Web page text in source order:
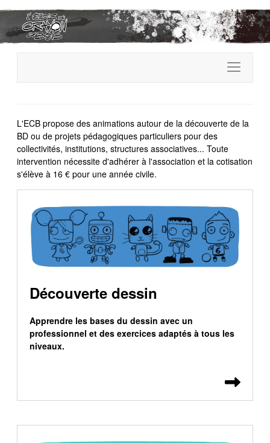
L'ECB propose des animations autour de la découverte de la
BD ou de projets pédagogiques particuliers pour des
collectivités, institutions, structures associatives... Toute
intervention nécessite d'adhérer à l'association et la cotisation
s'élève à 16 € pour une année civile.
Découverte dessin
Apprendre les bases du dessin avec un
professionnel et des exercices adaptés à tous les
niveaux.
Lire